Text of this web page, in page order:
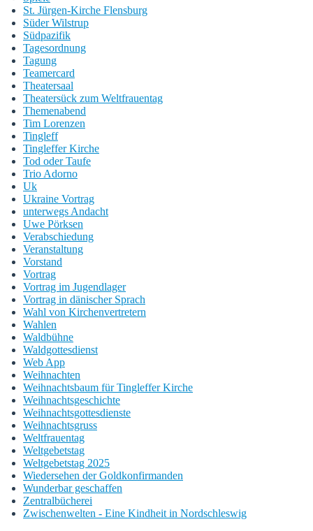
St. Jürgen-Kirche Flensburg
Süder Wilstrup
Südpazifik
Tagesordnung
Tagung
Teamercard
Theatersaal
Theatersück zum Weltfrauentag
Themenabend
Tim Lorenzen
Tingleff
Tingleffer Kirche
Tod oder Taufe
Trio Adorno
Uk
Ukraine Vortrag
unterwegs Andacht
Uwe Pörksen
Verabschiedung
Veranstaltung
Vorstand
Vortrag
Vortrag im Jugendlager
Vortrag in dänischer Sprach
Wahl von Kirchenvertretern
Wahlen
Waldbühne
Waldgottesdienst
Web App
Weihnachten
Weihnachtsbaum für Tingleffer Kirche
Weihnachtsgeschichte
Weihnachtsgottesdienste
Weihnachtsgruss
Weltfrauentag
Weltgebetstag
Weltgebetstag 2025
Wiedersehen der Goldkonfirmanden
Wunderbar geschaffen
Zentralbücherei
Zwischenwelten - Eine Kindheit in Nordschleswig